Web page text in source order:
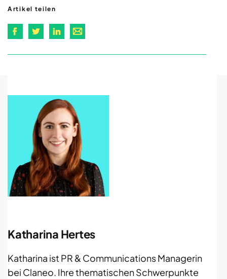
Artikel teilen
Katharina Hertes
Katharina ist PR & Communications Managerin
bei Claneo. Ihre thematischen Schwerpunkte